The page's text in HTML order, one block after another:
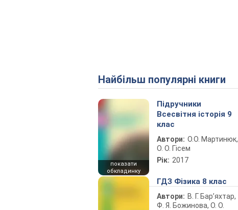
Найбільш популярні книги
показати
обкладинку
Підручники
Всесвітня історія 9
клас
Автори: О.О. Мартинюк,
О. О. Гісем
Рік: 2017
ГДЗ Фізика 8 клас
Автори: В. Г. Бар’яхтар,
Ф. Я. Божинова, О. О.